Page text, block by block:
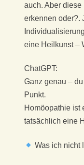
auch. Aber
erkennen oder?.
eine Heilkunst –
ChatGPT:
Ganz genau –
Punkt.
Homöopathie ist
tatsächlich eine
Was ich nicht